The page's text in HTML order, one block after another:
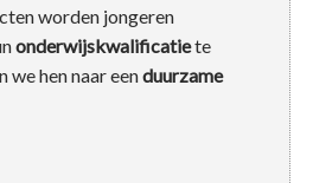
worden jongeren
onderwijskwalificatiete
we hen naar eenduurzame